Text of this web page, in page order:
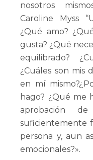
nosotros
Caroline Myss
¿Qué amo?
gusta? ¿Qué
equilibrado?
¿Cuáles son mis
en mí
hago? ¿Qué me
aprobación
suficientemente
persona y, aun
emocionales?».